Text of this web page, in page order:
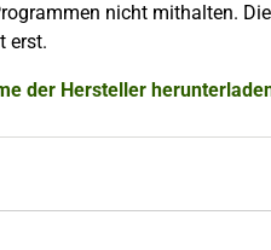
nicht mithalten.
erst.
der Hersteller